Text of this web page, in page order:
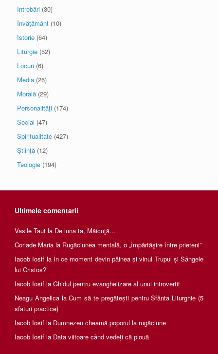
Întrebări (30)
Învăţământ (10)
Istorie (64)
Liturgie (52)
Locuri (6)
Media (26)
Morală (29)
Personalităţi (174)
Social (47)
Spiritualitate (427)
Ştiinţă (12)
Teologie (194)
Ultimele comentarii
Vasile Taut la De luna ta, Măicuţă…
Corlade Maria la Rugăciunea mentală, o „împărtăşire între prieteni”
Iacob Iosif la În ce moment devin pâinea și vinul Trupul și Sângele
lui Cristos?
Iacob Iosif la Ghidul pentru evanghelizare al unui introvertit
Neagu AngelicalaCum să te pregătești pentru Sfânta Liturghie (5
sfaturi practice)
Iacob Iosif la Dumnezeu cheamă poporul la rugăciune
Iacob Iosif la Data viitoare când vedeți că plouă